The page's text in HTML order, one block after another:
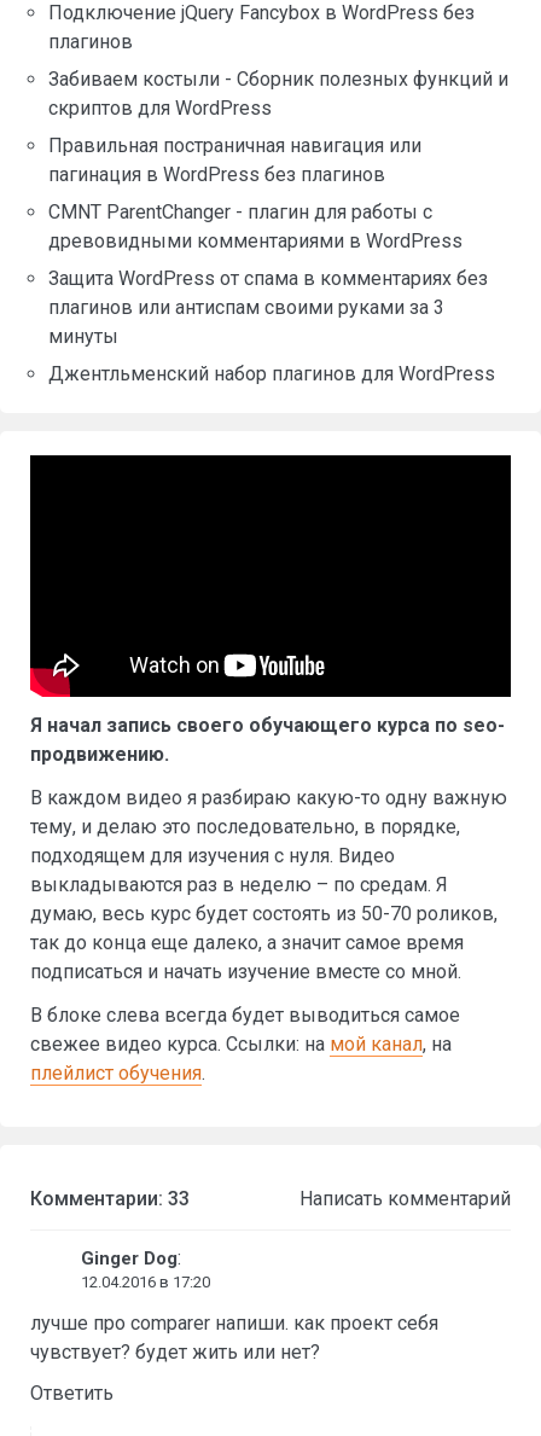
Подключение jQuery Fancybox в WordPress без
плагинов
Забиваем костыли - Сборник полезных функций и
скриптов для WordPress
Правильная постраничная навигация или
пагинация в WordPress без плагинов
CMNT ParentChanger - плагин для работы с
древовидными комментариями в WordPress
Защита WordPress от спама в комментариях без
плагинов или антиспам своими руками за 3
минуты
Джентльменский набор плагинов для WordPress
Я начал запись своего обучающего курса по seo-
продвижению.
В каждом видео я разбираю какую-то одну важную
тему, и делаю это последовательно, в порядке,
подходящем для изучения с нуля. Видео
выкладываются раз в неделю – по средам. Я
думаю, весь курс будет состоять из 50-70 роликов,
так до конца еще далеко, а значит самое время
подписаться и начать изучение вместе со мной.
В блоке слева всегда будет выводиться самое
свежее видео курса. Ссылки: на мой канал, на
плейлист обучения.
Комментарии: 33 Написать комментарий
Ginger Dog:
12.04.2016 в 17:20
лучше про comparer напиши. как проект себя
чувствует? будет жить или нет?
Ответить